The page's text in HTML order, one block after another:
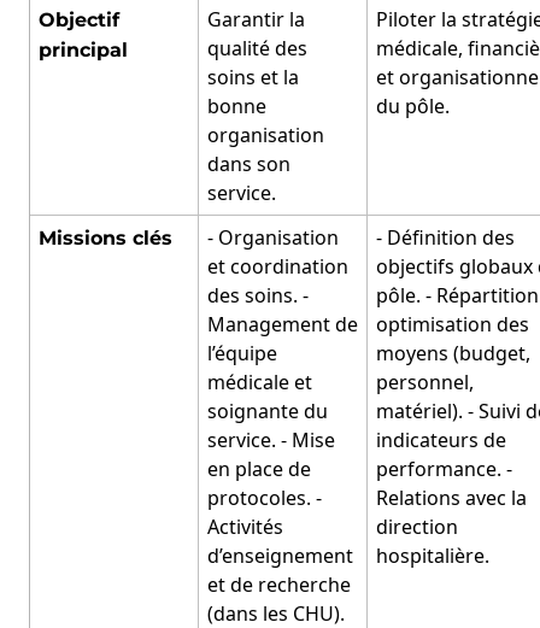
Objectif
principal
Garantir la
qualité des
soins et la
bonne
organisation
dans son
service.
Piloter la
médicale,
et
du pôle.
Missions clés
- Organisation
et coordination
des soins. -
Management de
l’équipe
médicale et
soignante du
service. - Mise
en place de
protocoles. -
Activités
d’enseignement
et de recherche
(dans les CHU).
- Définition des
objectifs globaux
pôle. -
optimisation des
moyens (budget,
personnel,
matériel). - Suivi
indicateurs de
performance. -
Relations avec la
direction
hospitalière.